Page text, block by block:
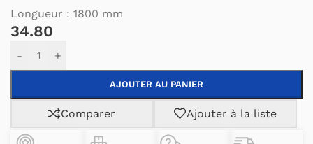
Longueur : 1800 mm
34.80
- +
AJOUTER AU PANIER
Alternative:
Comparer Ajouter à la liste